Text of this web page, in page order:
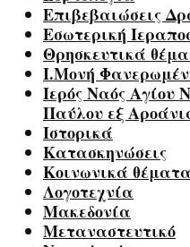
Επιβεβαιώσεις
Εσωτερική
Θρησκευτικά
Ι.Μονή
Ιερός Ναός Αγίου
Παύλου εξ
Ιστορικά
Κατασκηνώσεις
Κοινωνικά θέματα
Λογοτεχνία
Μακεδονία
Μεταναστευτικό